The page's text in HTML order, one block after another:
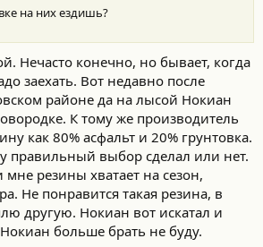
на них ездишь?
Нечасто конечно, но бывает, когда
заехать. Вот недавно после
районе да на лысой Нокиан
К тому же производитель
как 80% асфальт и 20% грунтовка.
правильный выбор сделал или нет.
резины хватает на сезон,
Не понравится такая резина, в
другую. Нокиан вот искатал и
больше брать не буду.